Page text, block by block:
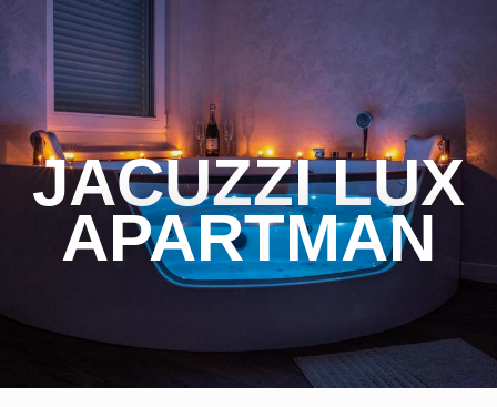
JACUZZI LUX
APARTMAN